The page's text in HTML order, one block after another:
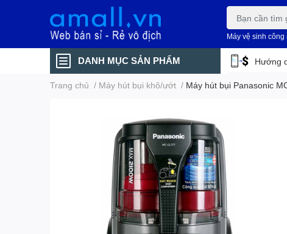
Máy vệ sinh công
DANH MỤC SẢN PHẨM Hướng
Trang chủ / Máy hút bụi khô/ướt / Máy hút bụi Panasonic